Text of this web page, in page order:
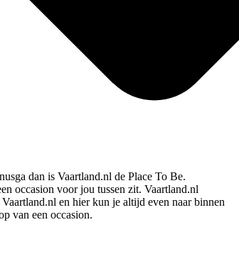
dan is Vaartland.nl de Place To Be.
occasion voor jou tussen zit. Vaartland.nl
en hier kun je altijd even naar binnen
van een occasion.